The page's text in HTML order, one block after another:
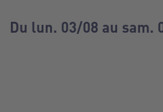
Du lun. 03/08 au sam.